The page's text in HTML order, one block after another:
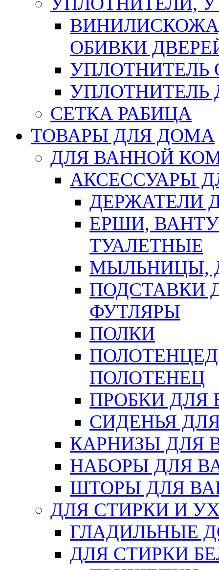
ОБИВКИ
УПЛОТНИТЕЛЬ
СЕТКА РАБИЦА
ТОВАРЫ ДЛЯ ДОМА
ДЛЯ ВАННОЙ
АКСЕССУАРЫ
ДЕРЖАТЕЛИ
ЕРШИ,
ТУАЛЕТНЫЕ
МЫЛЬНИЦЫ,
ПОДСТАВКИ
ФУТЛЯРЫ
ПОЛКИ
ПОЛОТЕНЕЦ
ПРОБКИ ДЛЯ
СИДЕНЬЯ
КАРНИЗЫ ДЛЯ
НАБОРЫ ДЛЯ
ШТОРЫ ДЛЯ
ДЛЯ СТИРКИ И
ГЛАДИЛЬНЫЕ
ДЛЯ СТИРКИ